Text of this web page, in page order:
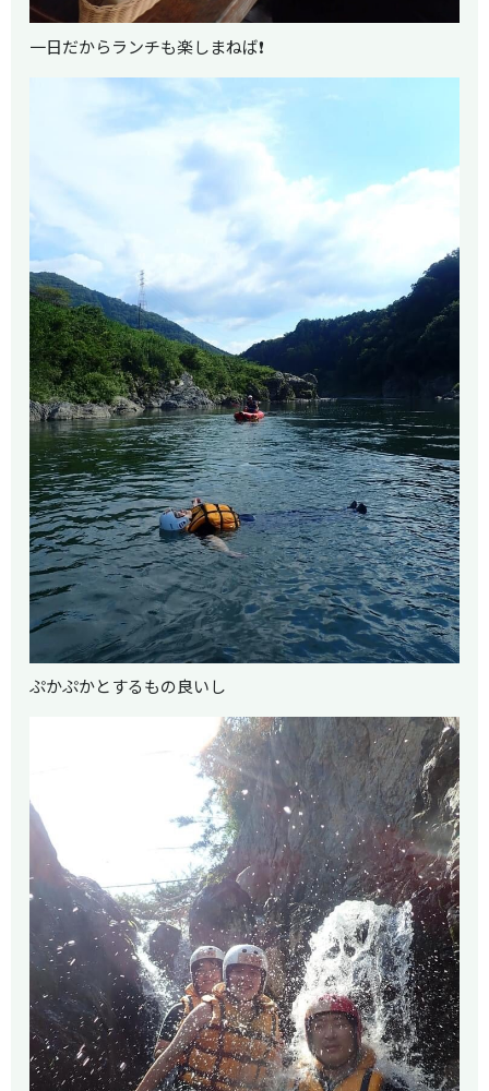
一日だからランチも楽しまねば❗️
ぷかぷかとするもの良いし